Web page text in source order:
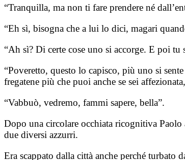
“Tranquilla, ma non ti fare prendere né
“Eh sì, bisogna che a lui lo dici, magari
“Ah sì? Di certe cose uno si accorge. E poi tu
“Poveretto, questo lo capisco, più uno si
fregatene più che puoi anche se sei
“Vabbuò, vedremo, fammi sapere, bella”.
Dopo una circolare occhiata ricognitiva
due diversi azzurri.
Era scappato dalla città anche perché turbato